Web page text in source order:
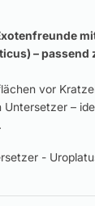
– passend
vor
–
-